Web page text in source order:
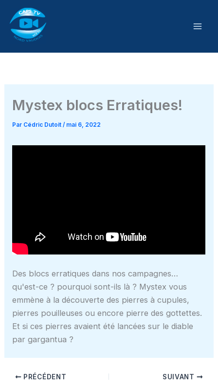
contenu
Mystex blocs Erratiques!
Par Cédric Dutoit/ mai 6, 2022
Des blocs erratiques dans nos campagnes…
qu'est-ce ? pourquoi sont-ils là ? Mystex vous
emmène à la découverte des pierres à cupules,
pierres pouilleuses ou encore pierre des gottettes.
Et si ces pierres avaient été lancées sur le diable
par gargantua ?
PRÉCÉDENT SUIVANT